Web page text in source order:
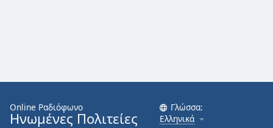
of
window.
Online Ραδιόφωνο
Ηνωμένες Πολιτείες
Γλώσσα:
Ελληνικά